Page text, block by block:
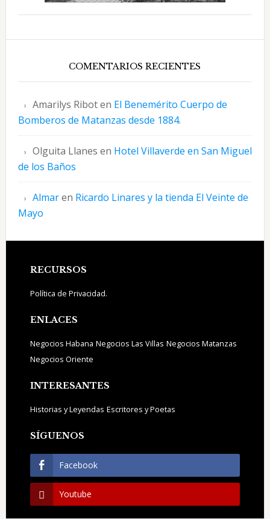
COMENTARIOS RECIENTES
Amarilys Riboten El Benemérito Cuerpo de
Bomberos de Matanzas desde 1884.
Olguita Llanes en Hotel Villaverde en San Miguel
de los Baños
Almaren Ricardo Linares y la tienda El Veinte de
Mayo
Footer
RECURSOS
Política de Privacidad.
ENLACES
Negocios Habana Negocios Las Villas Negocios Matanzas
Negocios Oriente
INTERESANTES
Historias y Leyendas Escritores y Poetas
SÍGUENOS
Facebook
Youtube